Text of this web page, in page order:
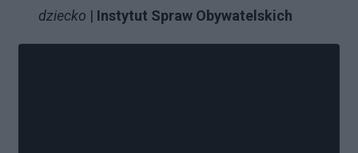
dziecko | Instytut Spraw Obywatelskich